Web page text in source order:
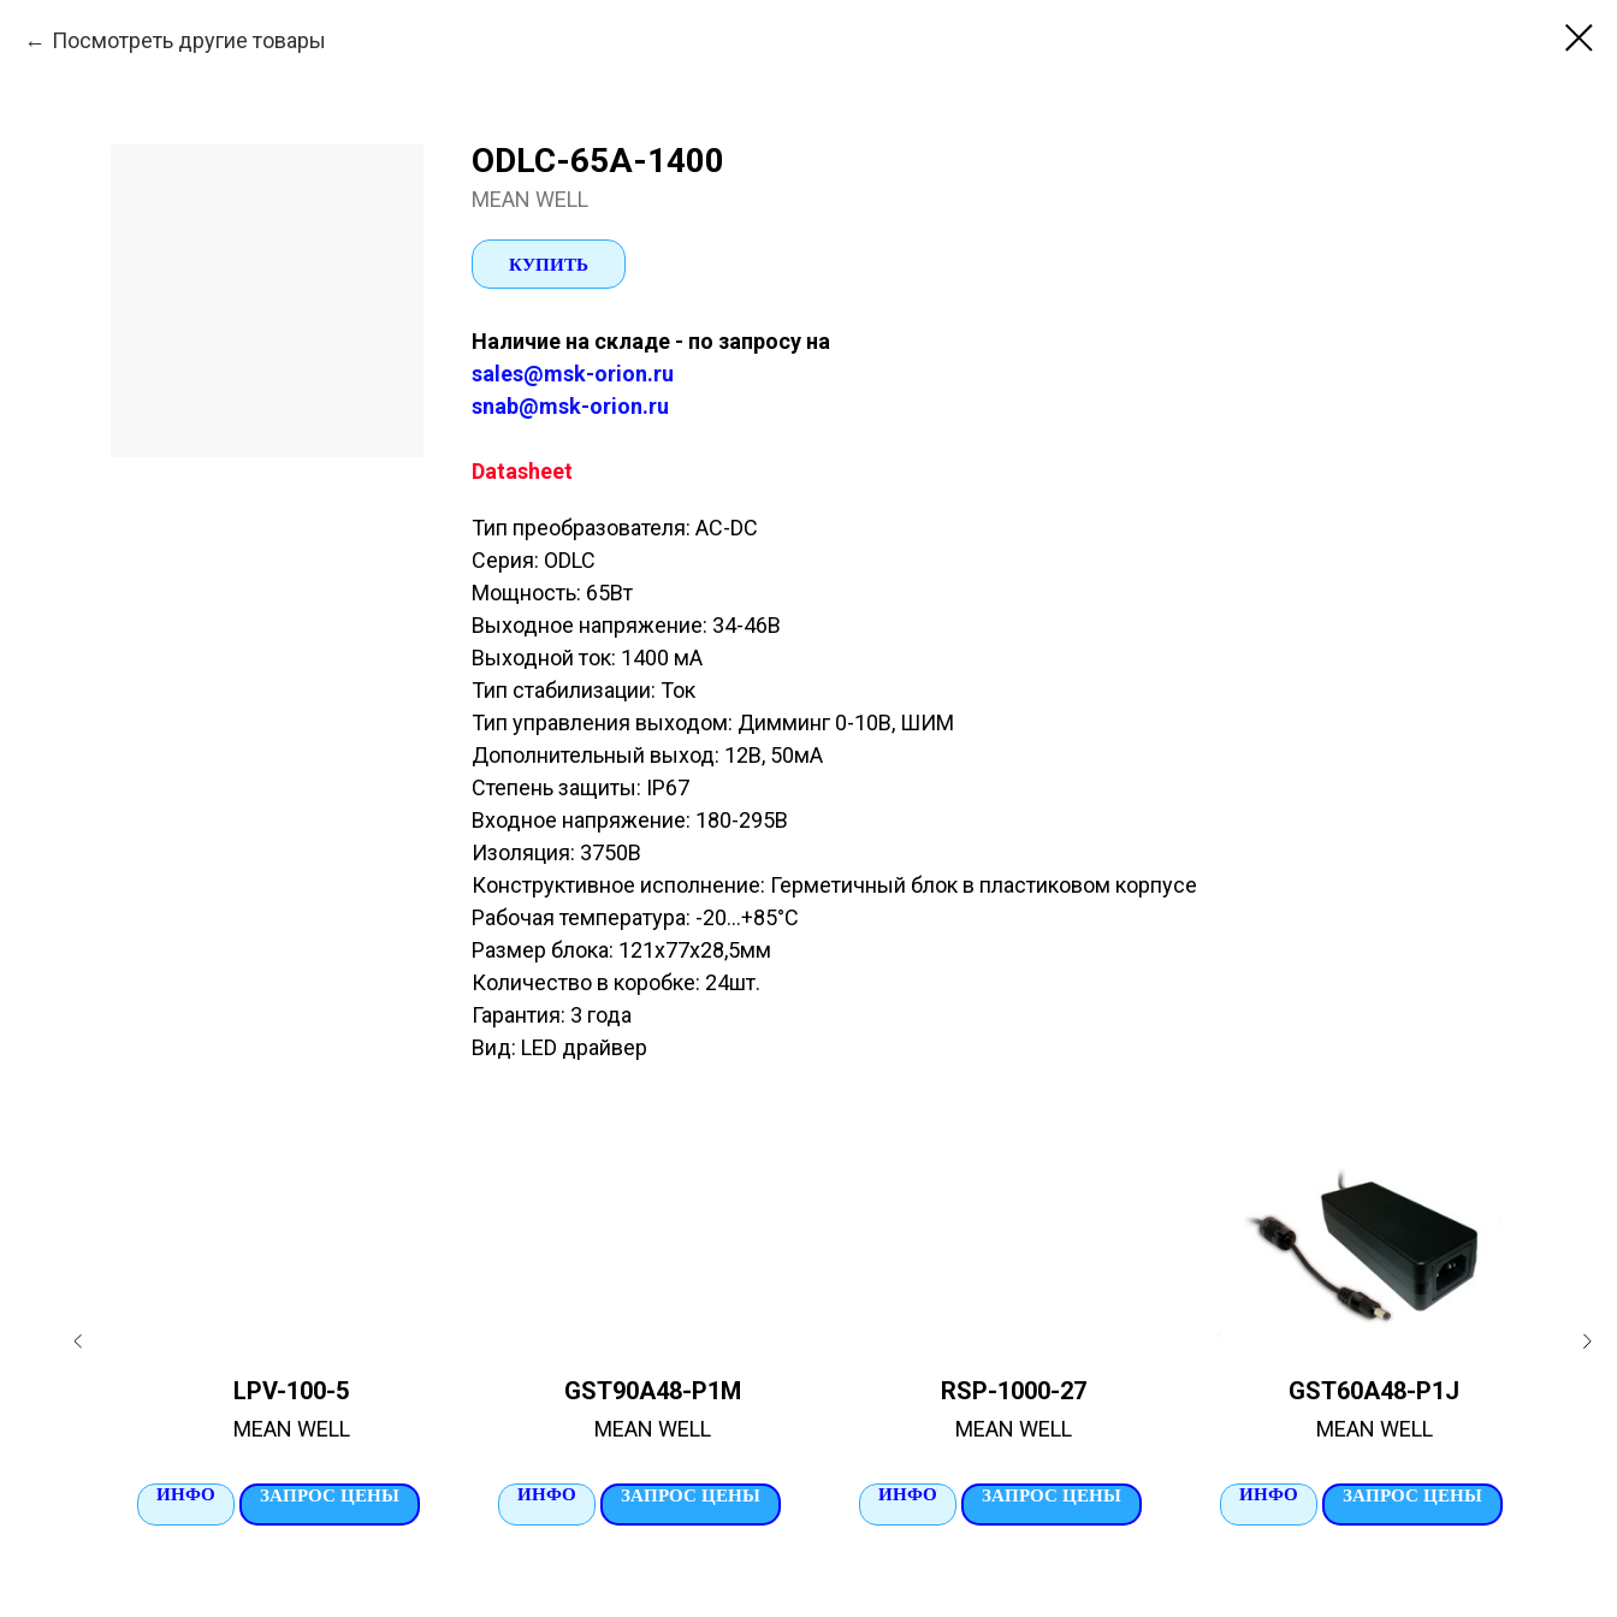
Посмотреть другие товары
ODLC-65A-1400
MEAN WELL
КУПИТЬ
Наличие на складе - по запросу на
sales@msk-orion.ru
snab@msk-orion.ru
Datasheet
Тип преобразователя: AC-DC
Серия: ODLC
Мощность: 65Вт
Выходное напряжение: 34-46В
Выходной ток: 1400 мА
Тип стабилизации: Ток
Тип управления выходом: Димминг 0-10В, ШИМ
Дополнительный выход: 12В, 50мА
Степень защиты: IP67
Входное напряжение: 180-295В
Изоляция: 3750В
Конструктивное исполнение: Герметичный блок в пластиковом корпусе
Рабочая температура: -20...+85°C
Размер блока: 121х77х28,5мм
Количество в коробке: 24шт.
Гарантия: 3 года
Вид: LED драйвер
LPV-100-5
MEAN WELL
ИНФО ЗАПРОС ЦЕНЫ
GST90A48-P1M
MEAN WELL
ИНФО ЗАПРОС ЦЕНЫ
RSP-1000-27
MEAN WELL
ИНФО ЗАПРОС ЦЕНЫ
GST60A48-P1J
MEAN WELL
ИНФО ЗАПРОС ЦЕНЫ